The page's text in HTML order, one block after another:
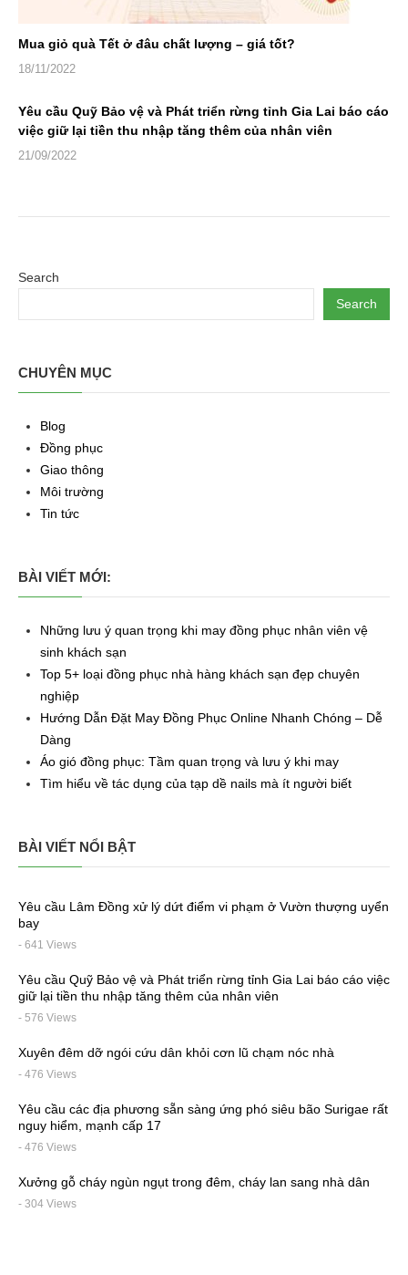
Mua giỏ quà Tết ở đâu chất lượng – giá tốt?
18/11/2022
Yêu cầu Quỹ Bảo vệ và Phát triển rừng tỉnh Gia Lai báo cáo
việc giữ lại tiền thu nhập tăng thêm của nhân viên
21/09/2022
Search
Search
CHUYÊN MỤC
Blog
Đồng phục
Giao thông
Môi trường
Tin tức
BÀI VIẾT MỚI:
Những lưu ý quan trọng khi may đồng phục nhân viên vệ
sinh khách sạn
Top 5+ loại đồng phục nhà hàng khách sạn đẹp chuyên
nghiệp
Hướng Dẫn Đặt May Đồng Phục Online Nhanh Chóng – Dễ
Dàng
Áo gió đồng phục: Tầm quan trọng và lưu ý khi may
Tìm hiểu về tác dụng của tạp dề nails mà ít người biết
BÀI VIẾT NỔI BẬT
Yêu cầu Lâm Đồng xử lý dứt điểm vi phạm ở Vườn thượng uyển
bay
- 641 Views
Yêu cầu Quỹ Bảo vệ và Phát triển rừng tỉnh Gia Lai báo cáo việc
giữ lại tiền thu nhập tăng thêm của nhân viên
- 576 Views
Xuyên đêm dỡ ngói cứu dân khỏi cơn lũ chạm nóc nhà
- 476 Views
Yêu cầu các địa phương sẵn sàng ứng phó siêu bão Surigae rất
nguy hiểm, mạnh cấp 17
- 476 Views
Xưởng gỗ cháy ngùn ngụt trong đêm, cháy lan sang nhà dân
- 304 Views